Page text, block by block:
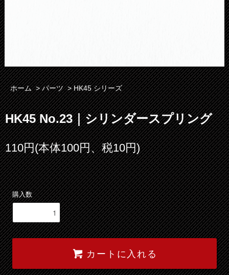
ホーム >パーツ >HK45 シリーズ
HK45 No.23｜シリンダースプリング
110円(本体100円、税10円)
購入数
カートに入れる